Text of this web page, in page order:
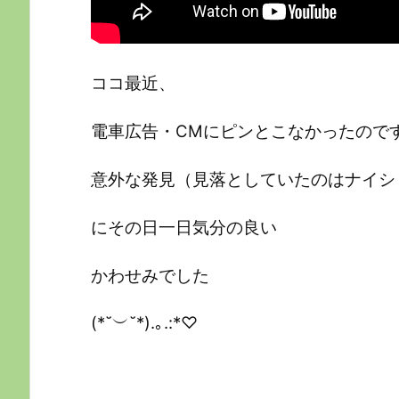
ココ最近、
電車広告・CMにピンとこなかったので
意外な発見（見落としていたのはナイ
にその日一日気分の良い
かわせみでした
(*˘︶˘*).｡.:*♡